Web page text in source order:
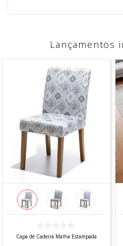
Lançamentos
Capa de Cadeira Malha Estampada